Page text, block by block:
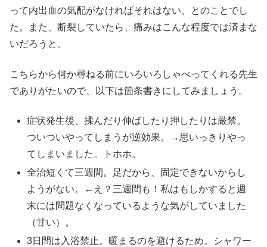
って内出血の気配がなければそれはない、とのことでし
た。また、断裂していたら、痛みはこんな程度では済まな
いだろうと。
こちらから何か尋ねる前にいろいろしゃべってくれる先生
でありがたいので、以下は箇条書きにしてみましょう。
症状発生後、揉んだり伸ばしたり押したりは厳禁。
ついついやってしまうが逆効果。→思いっきりやっ
てしまいました。トホホ。
全治短くて三週間。足だから、固定できないからし
ようがない。←え？三週間も！私はもしかすると週
末には問題なくなっているような気がしていました
（甘い）。
3日間は入浴禁止。暖まるのを避けるため。シャワー